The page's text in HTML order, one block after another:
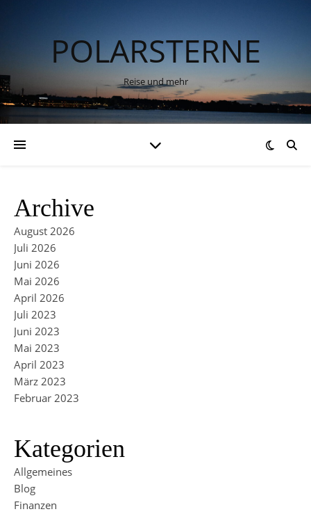
POLARSTERNE
Reise und mehr
Archive
August 2026
Juli 2026
Juni 2026
Mai 2026
April 2026
Juli 2023
Juni 2023
Mai 2023
April 2023
März 2023
Februar 2023
Kategorien
Allgemeines
Blog
Finanzen